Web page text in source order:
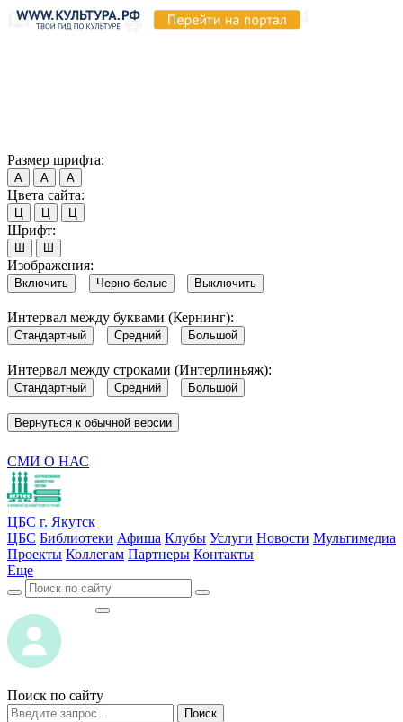
Размер шрифта:
А А А
Цвета сайта:
Ц Ц Ц
Шрифт:
Ш Ш
Изображения:
Включить Черно-белые Выключить
Интервал между буквами (Кернинг):
Стандартный Средний Большой
Интервал между строками (Интерлиньяж):
Стандартный Средний Большой
Вернуться к обычной версии
СМИ О НАС
ЦБС г. Якутск
ЦБС Библиотеки Афиша Клубы Услуги Новости Мультимедиа
Проекты Коллегам Партнеры Контакты
Еще
Поиск по сайту
Поиск